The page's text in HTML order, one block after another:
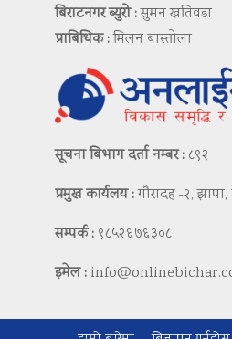
बिराटनगर ब्युरो :सुमन खतिवडा
प्राबिधिक :मिलन बास्तोला
सूचना बिभाग दर्ता नम्बर : ८९२
प्रमुख कार्यलय :गौरादह -२,
सम्पर्क : ९८५२६७६३०८
इमेल :